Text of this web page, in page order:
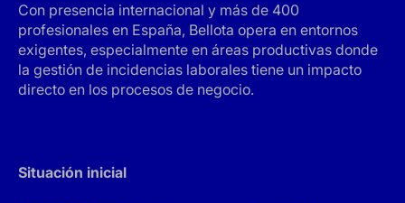
Con presencia internacional y más de 400
profesionales en España, Bellota opera en entornos
exigentes, especialmente en áreas productivas donde
la gestión de incidencias laborales tiene un impacto
directo en los procesos de negocio.
Situación inicial